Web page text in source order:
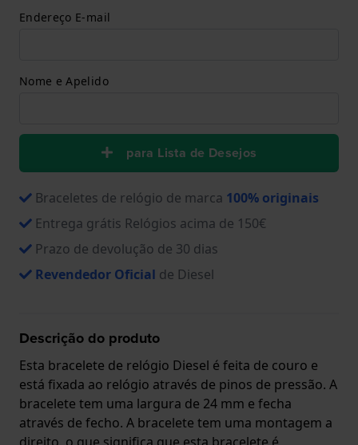
Endereço E-mail
Nome e Apelido
para Lista de Desejos
Braceletes de relógio de marca 100% originais
Entrega grátis Relógios acima de 150€
Prazo de devolução de 30 dias
Revendedor Oficial de Diesel
Descrição do produto
Esta bracelete de relógio Diesel é feita de couro e
está fixada ao relógio através de pinos de pressão. A
bracelete tem uma largura de 24 mm e fecha
através de fecho. A bracelete tem uma montagem a